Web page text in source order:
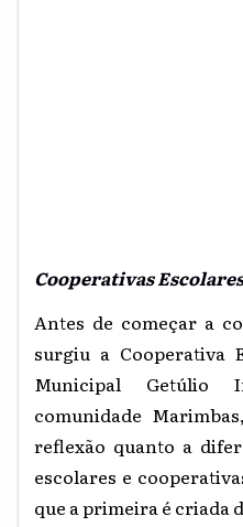
Cooperativas Escolares
Antes de começar a
surgiu a Cooperativa
Municipal Getúlio
comunidade
reflexão quanto a
escolares e
que a primeira é criada